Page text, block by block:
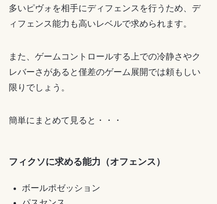
多いピヴォを相手にディフェンスを行うため、デ
ィフェンス能力も高いレベルで求められます。
また、ゲームコントロールする上での冷静さやク
レバーさがあると僅差のゲーム展開では頼もしい
限りでしょう。
簡単にまとめて見ると・・・
フィクソに求める能力（オフェンス）
ボールポゼッション